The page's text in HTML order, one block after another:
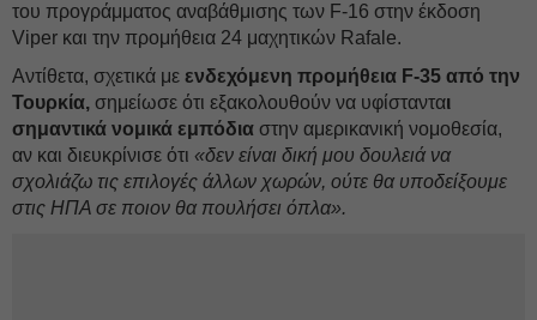
του προγράμματος αναβάθμισης των F-16 στην έκδοση
Viper και την προμήθεια 24 μαχητικών Rafale.
Αντίθετα, σχετικά με ενδεχόμενη προμήθεια F-35 από την
Τουρκία, σημείωσε ότι εξακολουθούν να υφίστανται
σημαντικά νομικά εμπόδια στην αμερικανική νομοθεσία,
αν και διευκρίνισε ότι «δεν είναι δική μου δουλειά να
σχολιάζω τις επιλογές άλλων χωρών, ούτε θα υποδείξουμε
στις ΗΠΑ σε ποιον θα πουλήσει όπλα».